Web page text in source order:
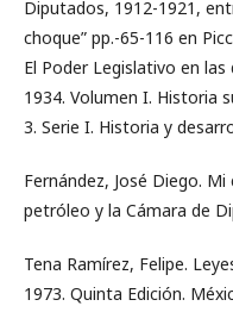
Diputados, 1912-1921,
choque” pp.-65-116 en
El Poder Legislativo en
1934. Volumen I. Historia
3. Serie I. Historia y
Fernández, José Diego.
petróleo y la Cámara de
Tena Ramírez, Felipe.
1973. Quinta Edición.